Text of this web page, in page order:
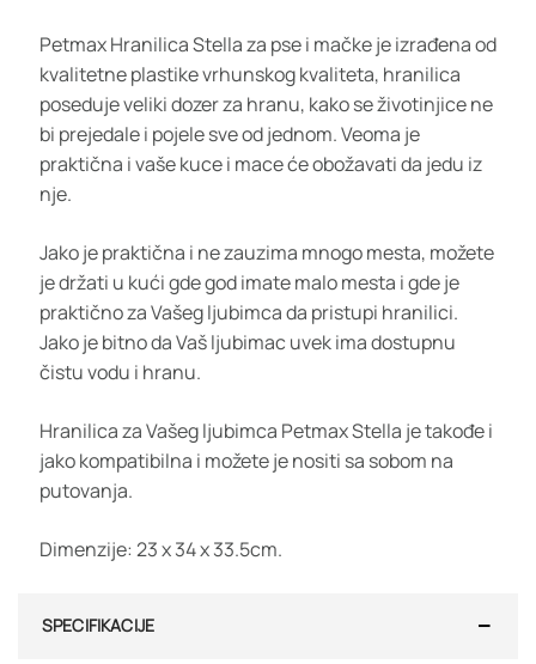
Petmax Hranilica Stella za pse i mačke je izrađena od
kvalitetne plastike vrhunskog kvaliteta, hranilica
poseduje veliki dozer za hranu, kako se životinjice ne
bi prejedale i pojele sve od jednom. Veoma je
praktična i vaše kuce i mace će obožavati da jedu iz
nje.
Jako je praktična i ne zauzima mnogo mesta, možete
je držati u kući gde god imate malo mesta i gde je
praktično za Vašeg ljubimca da pristupi hranilici.
Jako je bitno da Vaš ljubimac uvek ima dostupnu
čistu vodu i hranu.
Hranilica za Vašeg ljubimca Petmax Stella je takođe i
jako kompatibilna i možete je nositi sa sobom na
putovanja.
Dimenzije: 23 x 34 x 33.5cm.
SPECIFIKACIJE